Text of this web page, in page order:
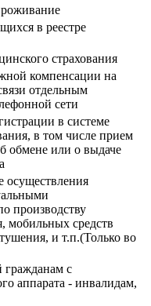
в реестре
страхования
компенсации на
отдельным
сети
в системе
в том числе прием
обмене или о выдаче
осуществления
производству
мобильных средств
и т.п.(Только во
с
аппарата - инвалидам,